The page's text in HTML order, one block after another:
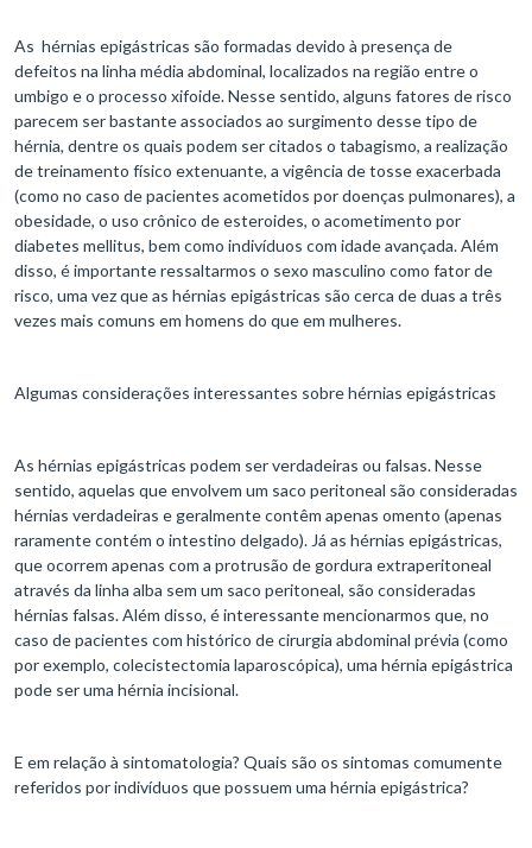
As hérnias epigástricas são formadas devido à presença de
defeitos na linha média abdominal, localizados na região entre o
umbigo e o processo xifoide. Nesse sentido, alguns fatores de risco
parecem ser bastante associados ao surgimento desse tipo de
hérnia, dentre os quais podem ser citados o tabagismo, a realização
de treinamento físico extenuante, a vigência de tosse exacerbada
(como no caso de pacientes acometidos por doenças pulmonares), a
obesidade, o uso crônico de esteroides, o acometimento por
diabetes mellitus, bem como indivíduos com idade avançada. Além
disso, é importante ressaltarmos o sexo masculino como fator de
risco, uma vez que as hérnias epigástricas são cerca de duas a três
vezes mais comuns em homens do que em mulheres.
Algumas considerações interessantes sobre hérnias epigástricas
As hérnias epigástricas podem ser verdadeiras ou falsas. Nesse
sentido, aquelas que envolvem um saco peritoneal são consideradas
hérnias verdadeiras e geralmente contêm apenas omento (apenas
raramente contém o intestino delgado). Já as hérnias epigástricas,
que ocorrem apenas com a protrusão de gordura extraperitoneal
através da linha alba sem um saco peritoneal, são consideradas
hérnias falsas. Além disso, é interessante mencionarmos que, no
caso de pacientes com histórico de cirurgia abdominal prévia (como
por exemplo, colecistectomia laparoscópica), uma hérnia epigástrica
pode ser uma hérnia incisional.
E em relação à sintomatologia? Quais são os sintomas comumente
referidos por indivíduos que possuem uma hérnia epigástrica?